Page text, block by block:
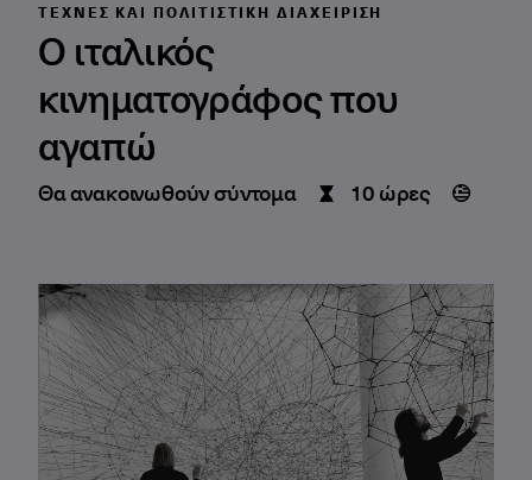
ΤΈΧΝΕΣ ΚΑΙ ΠΟΛΙΤΙΣΤΙΚΉ ΔΙΑΧΕΊΡΙΣΗ
Ο ιταλικός
κινηματογράφος που
αγαπώ
Θα ανακοινωθούν σύντομα 10 ώρες